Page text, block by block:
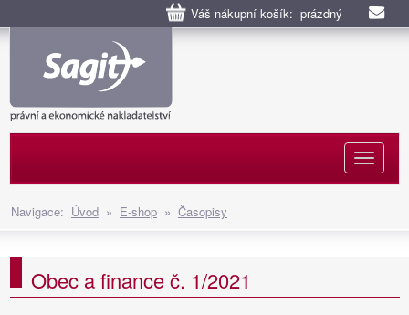
Váš nákupní košík: prázdný
Navigace: Úvod » E-shop » Časopisy
Obec a finance č. 1/2021